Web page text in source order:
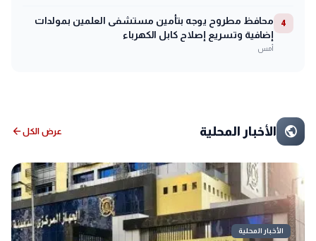
4
محافظ مطروح يوجه بتأمين مستشفى العلمين بمولدات
إضافية وتسريع إصلاح كابل الكهرباء
أمس
public الأخبار المحلية عرض الكلarrow_back
الأخبار المحلية